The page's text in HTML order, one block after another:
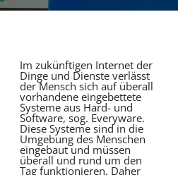
Im zukünftigen Internet der
Dinge und Dienste verlässt
der Mensch sich auf überall
vorhandene eingebettete
Systeme aus Hard- und
Software, sog. Everyware.
Diese Systeme sind in die
Umgebung des Menschen
eingebaut und müssen
überall und rund um den
Tag funktionieren. Daher